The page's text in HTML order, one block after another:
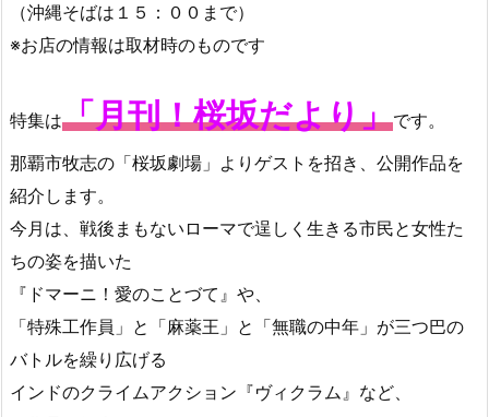
（沖縄そばは１５：００まで）
※お店の情報は取材時のものです
特集は「月刊！桜坂だより」です。
那覇市牧志の「桜坂劇場」よりゲストを招き、公開作品を
紹介します。
今月は、戦後まもないローマで逞しく生きる市民と女性た
ちの姿を描いた
『ドマーニ！愛のことづて』や、
「特殊工作員」と「麻薬王」と「無職の中年」が三つ巴の
バトルを繰り広げる
インドのクライムアクション『ヴィクラム』など、